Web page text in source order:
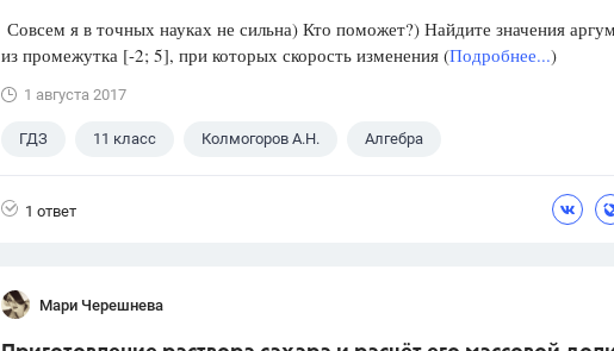
Совсем я в точных науках не сильна) Кто поможет?) Найдите значения
из промежутка [-2; 5], при которых скорость изменения (Подробнее...)
1 августа 2017
ГДЗ 11 класс Колмогоров А.Н. Алгебра
1 ответ
Мари Черешнева